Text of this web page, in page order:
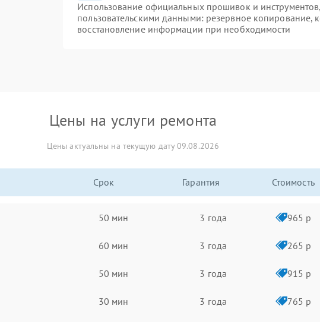
Использование официальных прошивок и
пользовательскими данными: резервное копирование,
восстановление информации при необходимости
Цены на услуги ремонта
Цены актуальны на текущую дату 09.08.2026
Срок Гарантия Стоимость
50 мин 3 года 965 р
60 мин 3 года 265 р
50 мин 3 года 915 р
30 мин 3 года 765 р